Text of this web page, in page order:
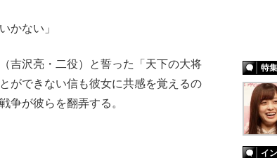
かない」
吉沢亮・二役）と誓った「天下の大将
ができない信も彼女に共感を覚えるの
争が彼らを翻弄する。
特集
イ